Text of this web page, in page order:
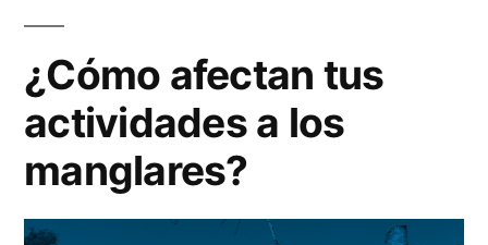
¿Cómo afectan tus
actividades a los
manglares?